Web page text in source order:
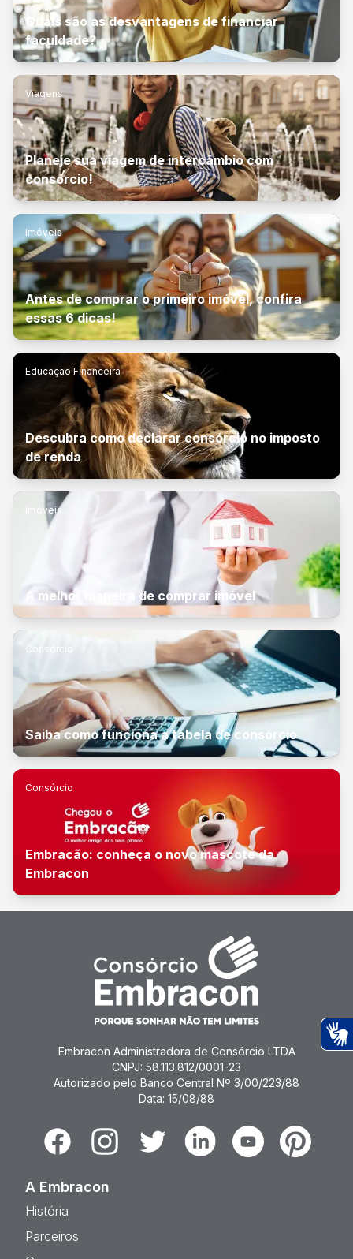
Quais são as desvantagens de financiar
faculdade?
Viagens
Planeje sua viagem de intercâmbio com
consórcio!
Imóveis
Antes de comprar o primeiro imóvel, confira
essas 6 dicas!
Educação Financeira
Descubra como declarar consórcio no imposto
de renda
Imóveis
A melhor maneira de comprar imóvel
Consórcio
Saiba como funciona a tabela de consórcio
Consórcio
Embracão: conheça o novo mascote da
Embracon
Embracon Administradora de Consórcio LTDA
CNPJ: 58.113.812/0001-23
Autorizado pelo Banco Central Nº 3/00/223/88
Data: 15/08/88
FacebookInstagramTwitter LinkedinYoutubePinterest
A Embracon
História
Parceiros